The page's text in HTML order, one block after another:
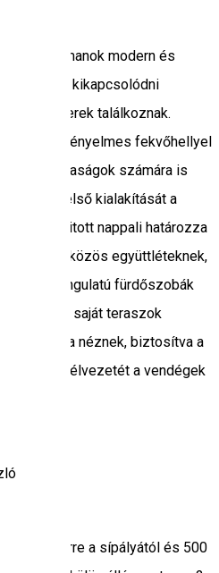
Fa Apartmanok modern és
várják a kikapcsolódni
a tágas terek találkoznak.
darab kényelmes fekvőhellyel
baráti társaságok számára is
A házak belső kialakítását a
egybenyitott nappali határozza
lehet a közös együttléteknek,
hangulatú fürdőszobák
tartozó saját teraszok
udvarra néznek, biztosítva a
levegő élvezetét a vendégek
200 méterre a sípályától és 500